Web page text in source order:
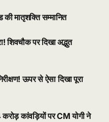
की मातृशक्ति सम्मानित
शिवचौक पर दिखा अद्भुत
ऊपर से ऐसा दिखा पूरा
कांवड़ियों पर CM योगी ने